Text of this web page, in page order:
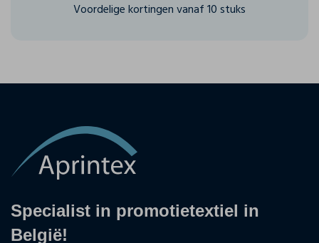
Voordelige kortingen vanaf 10 stuks
Specialist in promotietextiel in
België!